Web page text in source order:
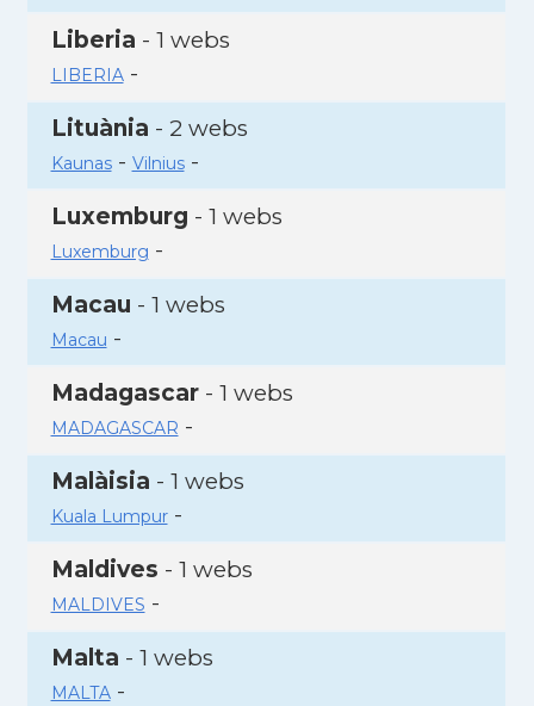
Liberia - 1 webs
LIBERIA-
Lituània - 2 webs
Kaunas- Vilnius-
Luxemburg - 1 webs
Luxemburg -
Macau - 1 webs
Macau -
Madagascar- 1 webs
MADAGASCAR -
Malàisia - 1 webs
Kuala Lumpur-
Maldives - 1 webs
MALDIVES -
Malta - 1 webs
MALTA-